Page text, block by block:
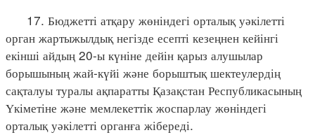
17. Бюджетті атқару жөніндегі орталық уәкілетті
орган жартыжылдық негізде есепті кезеңнен кейінгі
екінші айдың 20-ы күніне дейін қарыз алушылар
борышының жай-күйі және борыштық шектеулердің
сақталуы туралы ақпаратты Қазақстан Республикасының
Үкіметіне және мемлекеттік жоспарлау жөніндегі
орталық уәкілетті органға жібереді.